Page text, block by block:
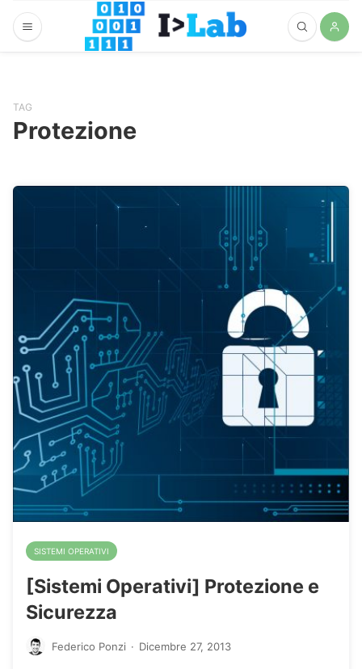
TAG
Protezione
SISTEMI OPERATIVI
[Sistemi Operativi] Protezione e
Sicurezza
Federico Ponzi · Dicembre 27, 2013